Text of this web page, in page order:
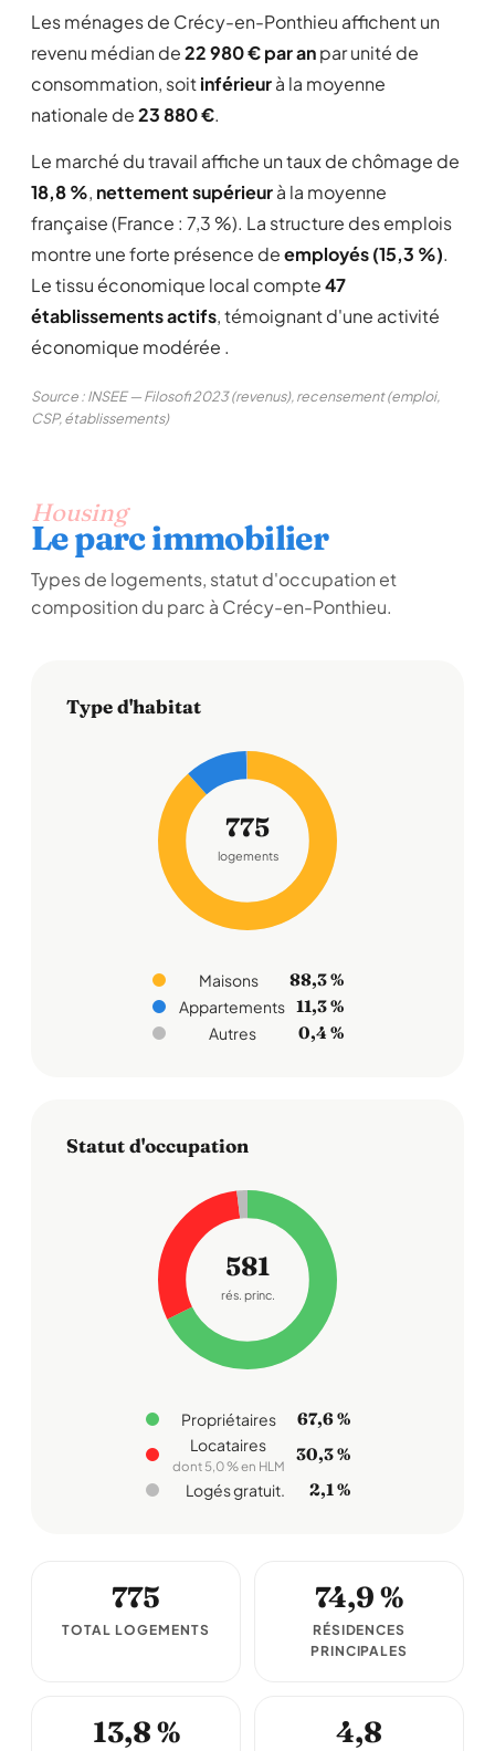
Les ménages de Crécy-en-Ponthieu affichent un
revenu médian de22 980 € par anpar unité de
consommation, soitinférieurà la moyenne
nationale de23 880 €.
Le marché du travail affiche un taux de chômage de
18,8 %, nettement supérieurà la moyenne
française (France : 7,3 %). La structure des emplois
montre une forte présence deemployés (15,3 %).
Le tissu économique local compte47
établissements actifs, témoignant d'une activité
économique modérée .
Source : INSEE — Filosofi 2023 (revenus), recensement (emploi,
CSP, établissements)
Housing
Le parc immobilier
Types de logements, statut d'occupation et
composition du parc à Crécy-en-Ponthieu.
Type d'habitat
775
logements
Maisons 88,3 %
Appartements 11,3 %
Autres 0,4 %
Statut d'occupation
581
rés. princ.
Propriétaires 67,6 %
Locataires
dont 5,0 % en HLM
30,3 %
Logés gratuit. 2,1 %
775
TOTAL LOGEMENTS
74,9 %
RÉSIDENCES
PRINCIPALES
13,8 % 4,8